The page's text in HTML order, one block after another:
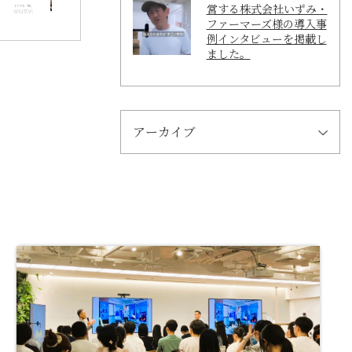
営する株式会社いずみ・
ファーマーズ様の導入事
例インタビューを掲載し
ました。
アーカイブ